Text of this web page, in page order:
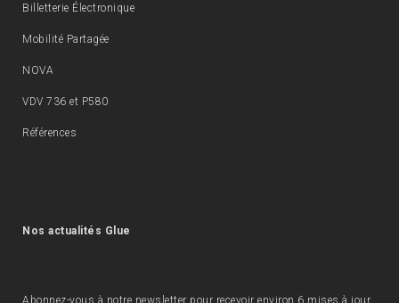
Billetterie Électronique
Mobilité Partagée
NOVA
VDV 736 et P580
Références
Nos actualités Glue
Abonnez-vous à notre newsletter pour recevoir environ 6 mises à jour